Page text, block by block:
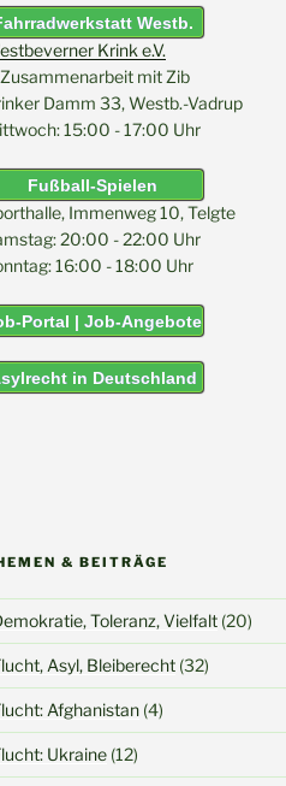
Westb.
Krink e.V.
mit Zib
Damm 33, Westb.-Vadrup
15:00 - 17:00 Uhr
Fußball-Spielen
Immenweg 10, Telgte
20:00 - 22:00 Uhr
16:00 - 18:00 Uhr
Portal | Job-Angebote
in Deutschland
& BEITRÄGE
Toleranz, Vielfalt(20)
Asyl, Bleiberecht(32)
Afghanistan(4)
Ukraine(12)